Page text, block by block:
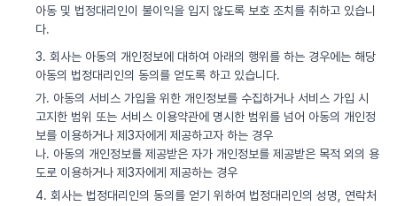
아동 및 법정대리인이 불이익을 입지 않도록 보호 조치를 취하고 있습니
다.
3. 회사는 아동의 개인정보에 대하여 아래의 행위를 하는 경우에는 해당
아동의 법정대리인의 동의를 얻도록 하고 있습니다.
가. 아동의 서비스 가입을 위한 개인정보를 수집하거나 서비스 가입 시
고지한 범위 또는 서비스 이용약관에 명시한 범위를 넘어 아동의 개인정
보를 이용하거나 제3자에게 제공하고자 하는 경우
나. 아동의 개인정보를 제공받은 자가 개인정보를 제공받은 목적 외의 용
도로 이용하거나 제3자에게 제공하는 경우
4. 회사는 법정대리인의 동의를 얻기 위하여 법정대리인의 성명, 연락처